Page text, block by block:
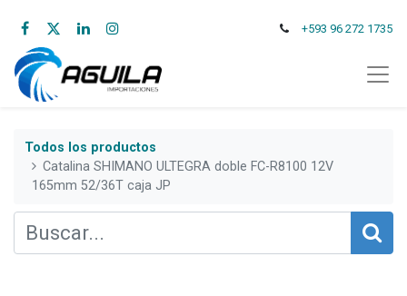
+593 96 272 1735
Todos los productos
Catalina SHIMANO ULTEGRA doble FC-R8100 12V
165mm 52/36T caja JP